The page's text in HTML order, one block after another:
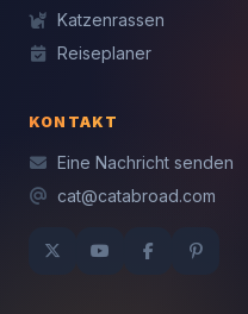
Katzenrassen
Reiseplaner
KONTAKT
Eine Nachricht senden
cat@catabroad.com